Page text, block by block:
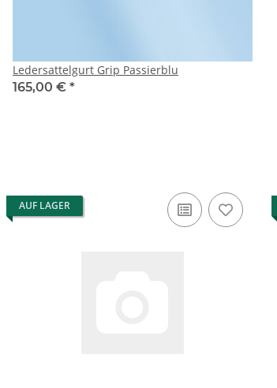
Ledersattelgurt Grip Passierblu
165,00 € *
AUF LAGER